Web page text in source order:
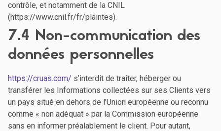
contrôle, et notamment de la CNIL
(https://www.cnil.fr/fr/plaintes).
7.4 Non-communication des
données personnelles
https://cruas.com/ s’interdit de traiter, héberger ou
transférer les Informations collectées sur ses Clients vers
un pays situé en dehors de l’Union européenne ou reconnu
comme « non adéquat » par la Commission européenne
sans en informer préalablement le client. Pour autant,